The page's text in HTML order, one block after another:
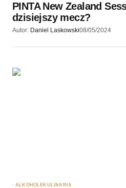
PINTA New Zealand
dzisiejszy mecz?
Autor: Daniel Laskowski08/05/2024
ALKOHOLE KULINARIA